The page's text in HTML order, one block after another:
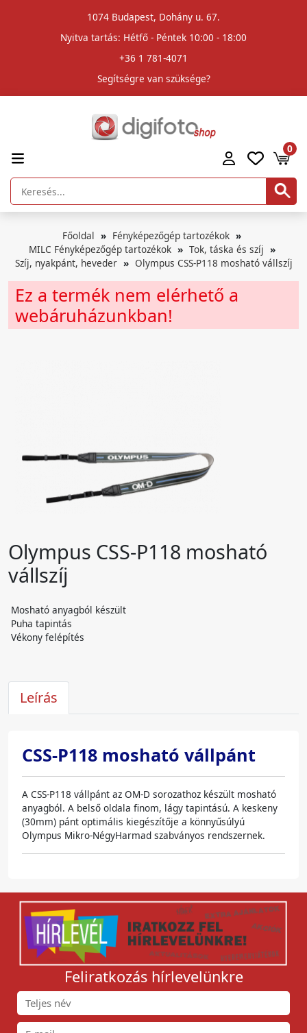
1074 Budapest, Dohány u. 67.
Nyitva tartás: Hétfő - Péntek 10:00 - 18:00
+36 1 781-4071
Segítségre van szüksége?
0
Főoldal
Fényképezőgép tartozékok
MILC Fényképezőgép tartozékok
Tok, táska és szíj
Szíj, nyakpánt, heveder
Olympus CSS-P118 mosható vállszíj
Ez a termék nem elérhető a
webáruházunkban!
Olympus CSS-P118 mosható
vállszíj
Mosható anyagból készült
Puha tapintás
Vékony felépítés
Leírás
CSS‑P118 mosható vállpánt
A CSS-P118 vállpánt az OM-D sorozathoz készült mosható
anyagból. A belső oldala finom, lágy tapintású. A keskeny
(30mm) pánt optimális kiegészítője a könnyűsúlyú
Olympus Mikro-NégyHarmad szabványos rendszernek.
Feliratkozás hírlevelünkre